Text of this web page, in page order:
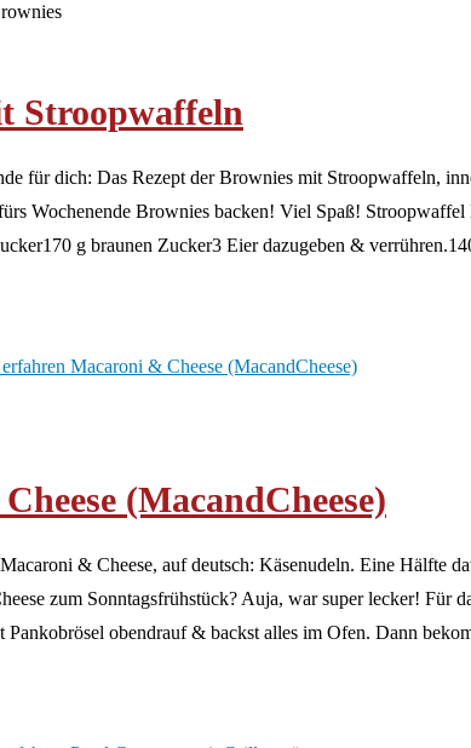
Stroopwaffeln
für dich: Das Rezept der Brownies mit Stroopwaffeln,
Wochenende Brownies backen! Viel Spaß!
g braunen Zucker3 Eier dazugeben &
(MacandCheese)
& Cheese, auf deutsch: Käsenudeln. Eine Hälfte
zum Sonntagsfrühstück? Auja, war super lecker! Für
obendrauf & backst alles im Ofen. Dann